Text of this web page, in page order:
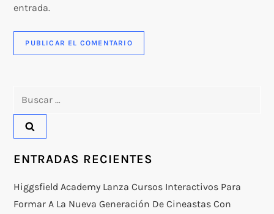
entrada.
ENTRADAS RECIENTES
Higgsfield Academy Lanza Cursos Interactivos Para
Formar A La Nueva Generación De Cineastas Con